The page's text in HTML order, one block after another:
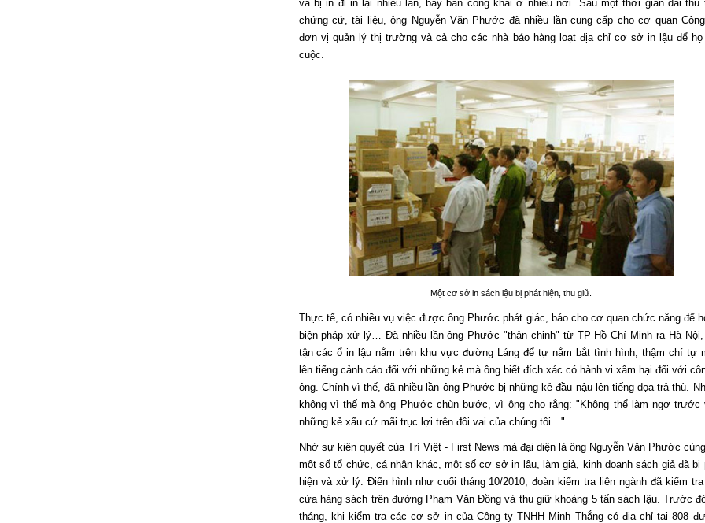
và bị in đi in lại nhiều lần, bày bán công khai ở nhiều nơi. Sau một thời gian dài thu
chứng cứ, tài liệu, ông Nguyễn Văn Phước đã nhiều lần cung cấp cho cơ quan
đơn vị quản lý thị trường và cả cho các nhà báo hàng loạt địa chỉ cơ sở in lậu để họ
cuộc.
Một cơ sở in sách lậu bị phát hiện, thu giữ.
Thực tế, có nhiều vụ việc được ông Phước phát giác, báo cho cơ quan chức năng để
biện pháp xử lý… Đã nhiều lần ông Phước "thân chinh" từ TP Hồ Chí Minh ra Hà Nội,
tận các ổ in lậu nằm trên khu vực đường Láng để tự nắm bắt tình hình, thậm chí tự
lên tiếng cảnh cáo đối với những kẻ mà ông biết đích xác có hành vi xâm hại đối với
ông. Chính vì thế, đã nhiều lần ông Phước bị những kẻ đầu nậu lên tiếng dọa trả thù.
không vì thế mà ông Phước chùn bước, vì ông cho rằng: "Không thể làm ngơ trước
những kẻ xấu cứ mãi trục lợi trên đôi vai của chúng tôi…".
Nhờ sự kiên quyết của Trí Việt - First News mà đại diện là ông Nguyễn Văn Phước
một số tổ chức, cá nhân khác, một số cơ sở in lậu, làm giả, kinh doanh sách giả đã bị
hiện và xử lý. Điển hình như cuối tháng 10/2010, đoàn kiểm tra liên ngành đã kiểm
cửa hàng sách trên đường Phạm Văn Đồng và thu giữ khoảng 5 tấn sách lậu. Trước
tháng, khi kiểm tra các cơ sở in của Công ty TNHH Minh Thắng có địa chỉ tại 808